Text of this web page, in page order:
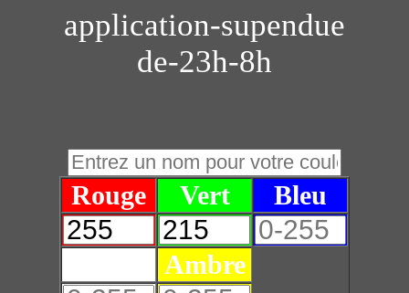
application-supendue
de-23h-8h
Rouge Vert Bleu
Ambre